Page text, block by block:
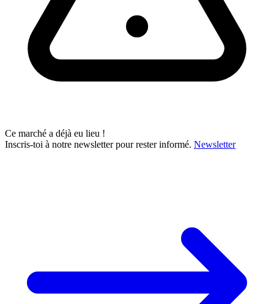
Ce marché a déjà eu lieu !
Inscris-toi à notre newsletter pour rester informé. Newsletter